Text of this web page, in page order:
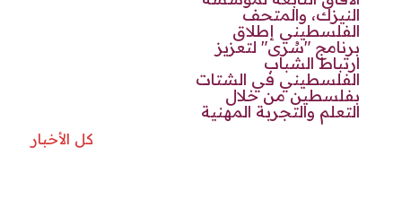
النيزك، والمتحف
الفلسطيني إطلاق
برنامج "سُرى" لتعزيز
ارتباط الشباب
الفلسطيني في الشتات
بفلسطين من خلال
التعلم والتجربة المهنية
كل الأخبار